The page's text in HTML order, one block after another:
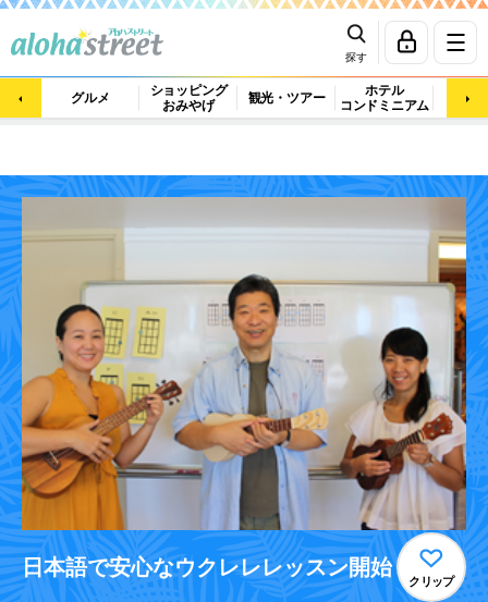
探す
グルメ
ショッピング
おみやげ
観光・ツアー
ホテル
コンドミニアム
マッ
日本語で安心なウクレレレッスン開始
クリップ